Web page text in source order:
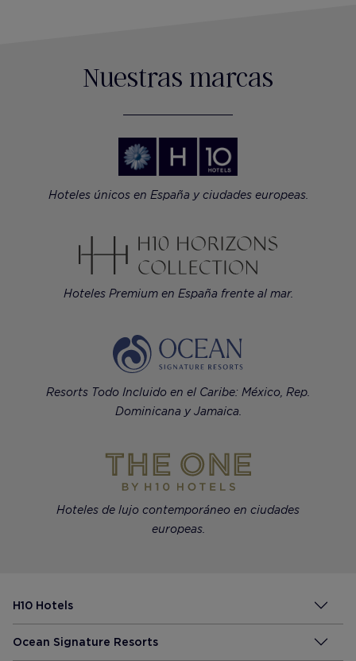
Nuestras marcas
Hoteles únicos en España y ciudades europeas.
Hoteles Premium en España frente al mar.
Resorts Todo Incluido en el Caribe: México, Rep.
Dominicana y Jamaica.
Hoteles de lujo contemporáneo en ciudades
europeas.
H10 Hotels
Ocean Signature Resorts